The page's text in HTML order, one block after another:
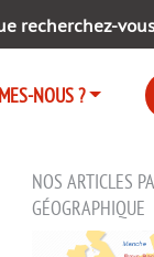
NOUS ?
:
NOS ARTICLES
GÉOGRAPHIQUE